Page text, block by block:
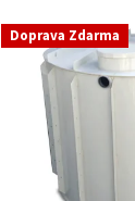
Doprava Zdarma